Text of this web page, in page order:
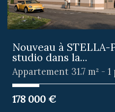
Nouveau à STELLA-
studio dans la...
Appartement 31.7 m² -
178 000 €